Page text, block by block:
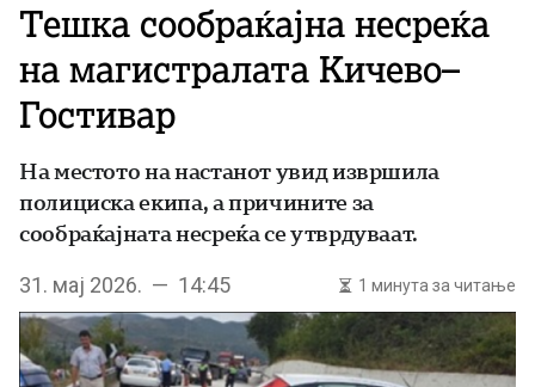
Тешка сообраќајна несреќа
на магистралата Кичево–
Гостивар
На местото на настанот увид извршила
полициска екипа, а причините за
сообраќајната несреќа се утврдуваат.
31. мај 2026. — 14:45 1 минута за читање